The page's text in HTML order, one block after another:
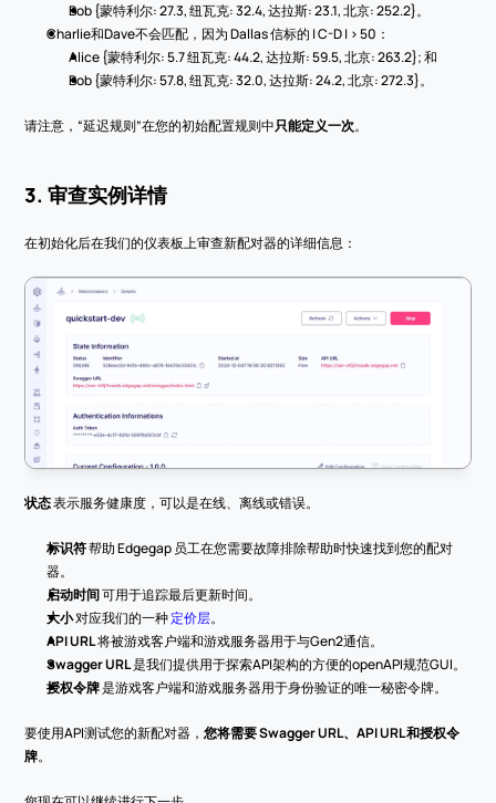
Bob {蒙特利尔: 27.3, 纽瓦克: 32.4, 达拉斯: 23.1, 北京: 252.2}。
Charlie和Dave不会匹配，因为 Dallas 信标的 | C-D | > 50：
Alice {蒙特利尔: 5.7 纽瓦克: 44.2, 达拉斯: 59.5, 北京: 263.2}; 和
Bob {蒙特利尔: 57.8, 纽瓦克: 32.0, 达拉斯: 24.2, 北京: 272.3}。
请注意，“延迟规则”在您的初始配置规则中只能定义一次。
3. 审查实例详情
在初始化后在我们的仪表板上审查新配对器的详细信息：
状态 表示服务健康度，可以是在线、离线或错误。
标识符 帮助 Edgegap 员工在您需要故障排除帮助时快速找到您的配对
器。
启动时间 可用于追踪最后更新时间。
大小 对应我们的一种 定价层。
API URL 将被游戏客户端和游戏服务器用于与Gen2通信。
Swagger URL 是我们提供用于探索API架构的方便的openAPI规范GUI。
授权令牌 是游戏客户端和游戏服务器用于身份验证的唯一秘密令牌。
要使用API测试您的新配对器，您将需要 Swagger URL、API URL 和授权令
牌。